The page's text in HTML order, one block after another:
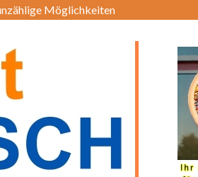
Möglichkeiten